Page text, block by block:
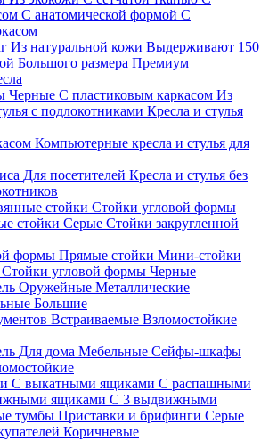
С анатомической формой С
Из натуральной кожи Выдерживают 150
Большого размера Премиум
Черные С пластиковым каркасом Из
с подлокотниками Кресла и стулья
Компьютерные кресла и стулья для
Для посетителей Кресла и стулья без
стойки Стойки угловой формы
стойки Серые Стойки закругленной
формы Прямые стойки Мини-стойки
Стойки угловой формы Черные
Оружейные Металлические
Большие
Встраиваемые Взломостойкие
Для дома Мебельные Сейфы-шкафы
С выкатными ящиками С распашными
ящиками С 3 выдвижными
тумбы Приставки и брифинги Серые
Коричневые